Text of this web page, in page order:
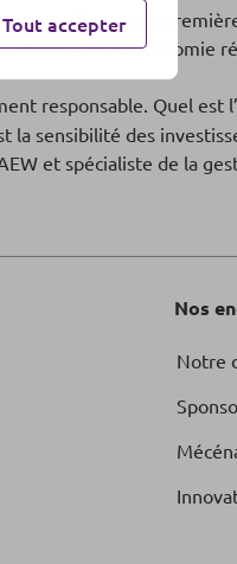
été l’une des
avec l’économie
responsable. Quel
sensibilité des
et spécialiste de la
Nos
Notre
Tout accepter